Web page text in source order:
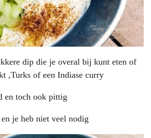
dip die je overal bij kunt eten of
,Turks of een Indiase curry
en toch ook pittig
je heb niet veel nodig